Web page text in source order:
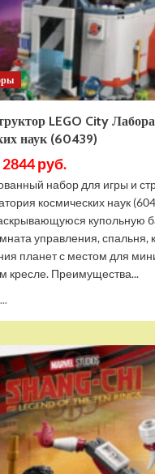
LEGO City
наук (60439)
руб.
набор для игры и
космических наук
купольную
управления, спальня,
планет с местом для
кресле. Преимущества...
(EU)
Конструктор
LEGO
City
Лаборатория
космических
наук
(60439)